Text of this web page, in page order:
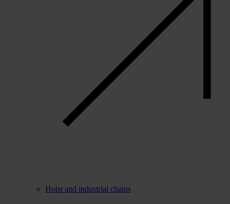
Hoist and industrial chains